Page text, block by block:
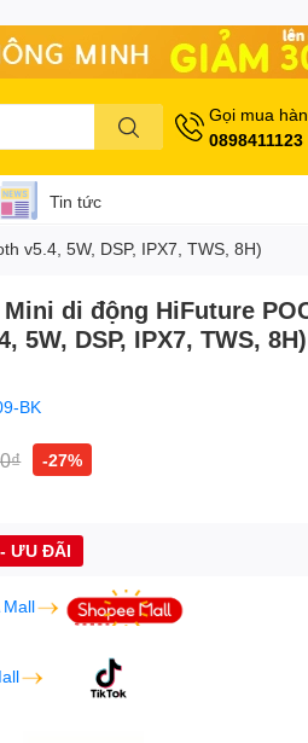
Gọi mua
0898411123
Tin tức
v5.4, 5W, DSP, IPX7, TWS, 8H)
di động HiFuture
5W, DSP, IPX7, TWS, 8H)
BK
-27%
ƯU ĐÃI
Mall